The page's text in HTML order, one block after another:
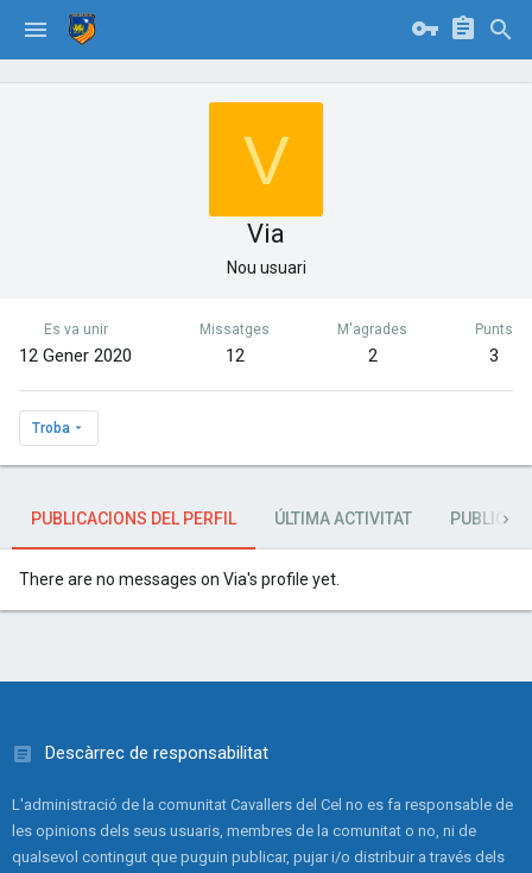
V
Via
Nou usuari
Es va unir
12 Gener 2020
Missatges
12
M'agrades
2
Punts
3
Troba
PUBLICACIONS DEL PERFIL ÚLTIMA ACTIVITAT
There are no messages on Via's profile yet.
Descàrrec de responsabilitat
L'administració de la comunitat Cavallers del Cel no es fa responsable de
les opinions dels seus usuaris, membres de la comunitat o no, ni de
qualsevol contingut que puguin publicar, pujar i/o distribuir a través dels